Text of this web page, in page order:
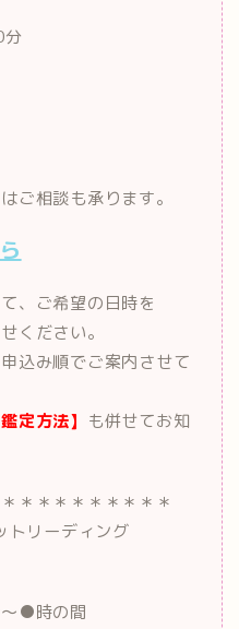
ご相談も承ります。
、ご希望の日時を
ください。
込み順でご案内させて
鑑定方法】 も併せてお知
＊＊＊＊＊＊＊＊＊
リーディング
●時の間